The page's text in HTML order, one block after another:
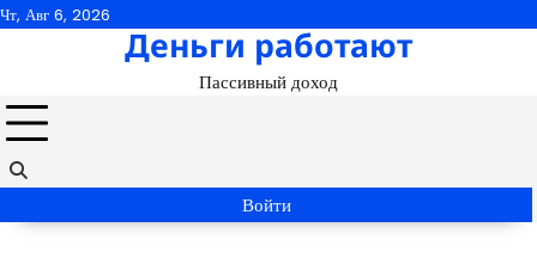
Перейти
Чт, Авг 6, 2026
Деньги работают
Пассивный доход
Войти